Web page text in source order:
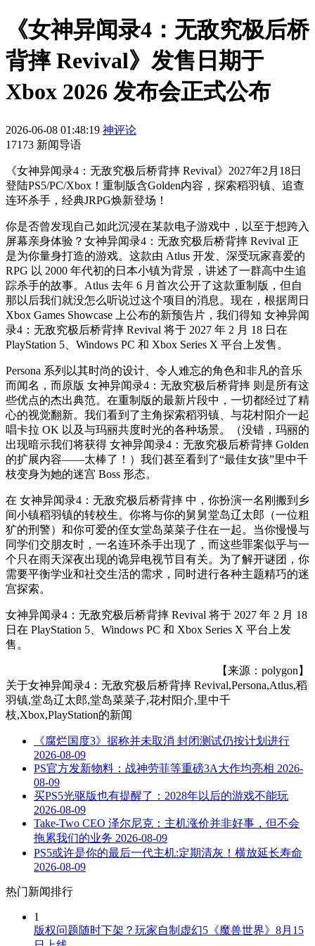
《女神异闻录4：无敌究极后桥
背摔 Revival》发售日期于
Xbox 2026 发布会正式公布
2026-06-08 01:48:19 神评论
17173 新闻导语
《女神异闻录4：无敌究极后桥背摔 Revival》2027年2月18日
登陆PS5/PC/Xbox！重制版含Golden内容，探索稻羽镇、追查
连环杀手，经典JRPG焕新登场！
你是否曾发现自己如此沉浸在某款电子游戏中，以至于想跨入
屏幕亲身体验？女神异闻录4：无敌究极后桥背摔 Revival 正
是为你量身打造的游戏。这款由 Atlus 开发、深受玩家喜爱的
RPG 以 2000 年代初的日本小镇为背景，讲述了一群高中生追
踪杀手的故事。Atlus 去年 6 月首次公开了这款重制版，但自
那以后我们就没怎么听说过这个项目的消息。现在，根据周日
Xbox Games Showcase 上公布的新预告片，我们得知 女神异闻
录4：无敌究极后桥背摔 Revival 将于 2027 年 2 月 18 日在
PlayStation 5、Windows PC 和 Xbox Series X 平台上发售。
Persona 系列以其时尚的设计、令人难忘的角色和非凡的音乐
而闻名，而原版 女神异闻录4：无敌究极后桥背摔 则是所有这
些优点的杰出典范。在重制版的最新片段中，一切都经过了精
心的视觉翻新。我们看到了主角探索稻羽镇、与花村阳介一起
唱卡拉 OK 以及与玛丽共度时光的各种场景。（没错，玛丽的
出现暗示我们将获得 女神异闻录4：无敌究极后桥背摔 Golden
的扩展内容——太棒了！）我们甚至看到了“最佳女孩”里中千
枝变身为她的迷宫 Boss 形态。
在 女神异闻录4：无敌究极后桥背摔 中，你扮演一名刚搬到乡
间小镇稻羽镇的转校生。你将与你的舅舅堂岛辽太郎（一位粗
犷的刑警）和你可爱的侄女堂岛菜菜子住在一起。当你慢慢与
同学们交朋友时，一名连环杀手出现了，而这些罪案似乎与一
个只在雨天深夜出现的诡异电视节目有关。为了解开谜团，你
需要平衡学业和社交生活的需求，同时进行各种主题精巧的迷
宫探索。
女神异闻录4：无敌究极后桥背摔 Revival 将于 2027 年 2 月 18
日在 PlayStation 5、Windows PC 和 Xbox Series X 平台上发
售。
【来源：polygon】
关于女神异闻录4：无敌究极后桥背摔 Revival,Persona,Atlus,稻
羽镇,堂岛辽太郎,堂岛菜菜子,花村阳介,里中千
枝,Xbox,PlayStation的新闻
《腐烂国度3》据称并未取消 封闭测试仍按计划进行
2026-08-09
PS官方发新物料：战神劳菲等重磅3A大作均亮相 2026-
08-09
买PS5光驱版也有提醒了：2028年以后的游戏不能玩
2026-08-09
Take-Two CEO 泽尔尼克：主机涨价并非好事，但不会
拖累我们的业务 2026-08-09
PS5或许是你的最后一代主机:定期清灰！横放延长寿命
2026-08-09
热门新闻排行
1
版权问题随时下架？玩家自制虚幻5《魔兽世界》8月15